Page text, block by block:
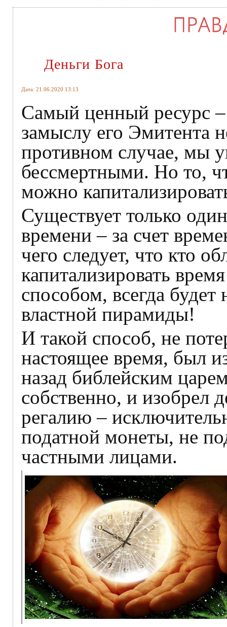
Деньги Бога
Дата: 21.06.2020 13:13
Самый ценный ресурс –
замыслу его Эмитента
противном случае, мы
бессмертными. Но то,
можно
Существует только
времени – за счет
чего следует, что кто
капитализировать
способом, всегда
властной пирамиды!
И такой способ, не
настоящее время, был
назад библейским
собственно, и изобрел
регалию –
податной монеты, не
частными лицами.